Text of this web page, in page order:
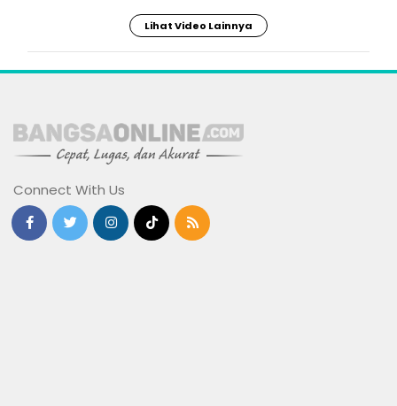
Lihat Video Lainnya
Connect With Us